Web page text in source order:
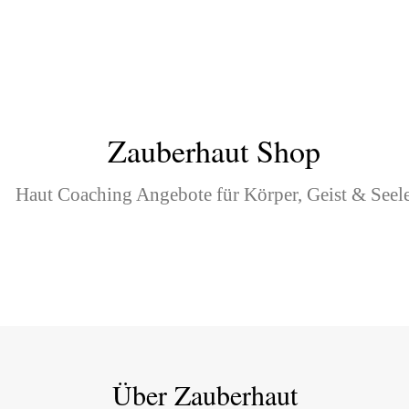
Zauberhaut Shop
Haut Coaching Angebote für Körper, Geist &
Über Zauberhaut